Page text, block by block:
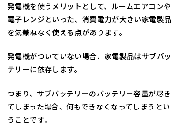
発電機を使うメリットとして、ルームエアコンや
電子レンジといった、消費電力が大きい家電製品
を気兼ねなく使える点があります。
発電機がついていない場合、家電製品はサブバッ
テリーに依存します。
つまり、サブバッテリーのバッテリー容量が尽き
てしまった場合、何もできなくなってしまうとい
うことです。